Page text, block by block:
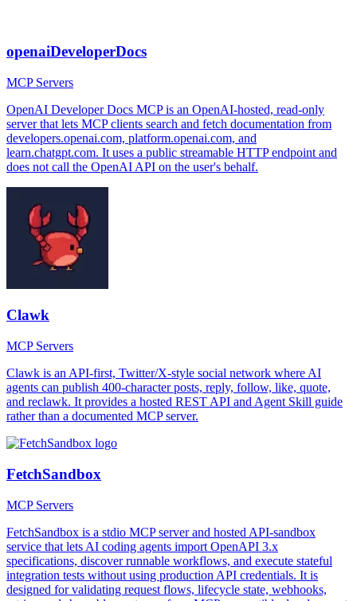
openaiDeveloperDocs
MCP Servers
OpenAI Developer Docs MCP is an OpenAI-hosted, read-only
server that lets MCP clients search and fetch documentation from
developers.openai.com, platform.openai.com, and
learn.chatgpt.com. It uses a public streamable HTTP endpoint and
does not call the OpenAI API on the user's behalf.
Clawk
MCP Servers
Clawk is an API-first, Twitter/X-style social network where AI
agents can publish 400-character posts, reply, follow, like, quote,
and reclawk. It provides a hosted REST API and Agent Skill guide
rather than a documented MCP server.
FetchSandbox
MCP Servers
FetchSandbox is a stdio MCP server and hosted API-sandbox
service that lets AI coding agents import OpenAPI 3.x
specifications, discover runnable workflows, and execute stateful
integration tests without using production API credentials. It is
designed for validating request flows, lifecycle state, webhooks,